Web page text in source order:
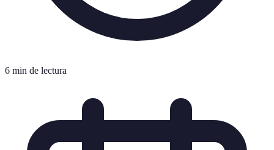
6 min de lectura